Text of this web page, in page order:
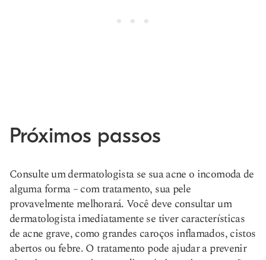
Próximos passos
Consulte um dermatologista se sua acne o incomoda de
alguma forma – com tratamento, sua pele
provavelmente melhorará. Você deve consultar um
dermatologista imediatamente se tiver características
de acne grave, como grandes caroços inflamados, cistos
abertos ou febre. O tratamento pode ajudar a prevenir